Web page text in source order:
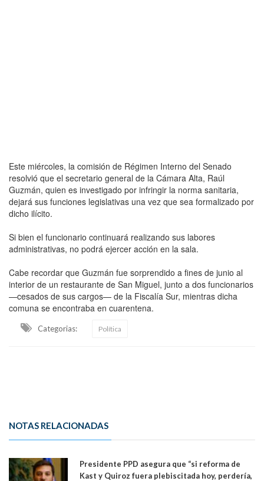
Este miércoles, la comisión de Régimen Interno del Senado
resolvió que el secretario general de la Cámara Alta, Raúl
Guzmán, quien es investigado por infringir la norma sanitaria,
dejará sus funciones legislativas una vez que sea formalizado por
dicho ilícito.
Si bien el funcionario continuará realizando sus labores
administrativas, no podrá ejercer acción en la sala.
Cabe recordar que Guzmán fue sorprendido a fines de junio al
interior de un restaurante de San Miguel, junto a dos funcionarios
—cesados de sus cargos— de la Fiscalía Sur, mientras dicha
comuna se encontraba en cuarentena.
Categorias: Política
NOTAS RELACIONADAS
Presidente PPD asegura que “si reforma de
Kast y Quiroz fuera plebiscitada hoy, perdería,